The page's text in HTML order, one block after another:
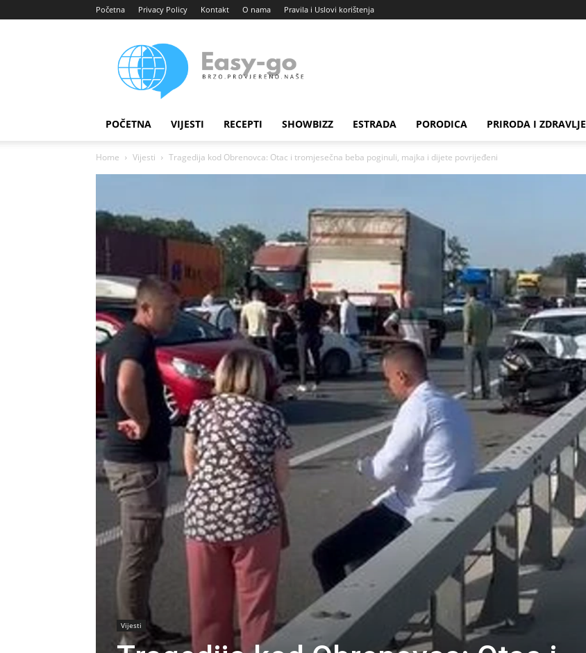
Početna Privacy Policy Kontakt O nama Pravila i Uslovi korištenja
portal
POČETNA VIJESTI RECEPTI SHOWBIZZ ESTRADA PORODICA PRIRODA I ZDRAVLJE
Home Vijesti Tragedija kod Obrenovca: Otac i tromjesečna beba poginuli, majka i dijete povrijeđeni
Vijesti